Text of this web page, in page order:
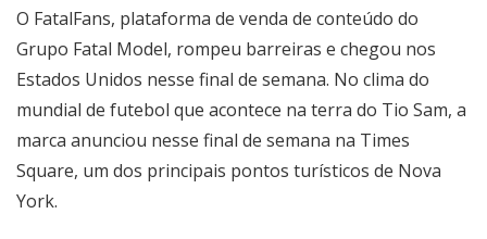
O FatalFans, plataforma de venda de conteúdo do
Grupo Fatal Model, rompeu barreiras e chegou nos
Estados Unidos nesse final de semana. No clima do
mundial de futebol que acontece na terra do Tio Sam, a
marca anunciou nesse final de semana na Times
Square, um dos principais pontos turísticos de Nova
York.